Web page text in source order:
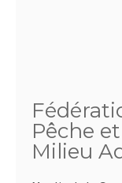
Pêche
Milieu